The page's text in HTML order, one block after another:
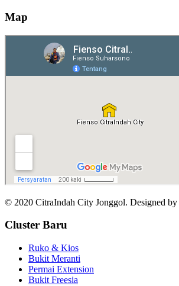
Map
© 2020 CitraIndah City Jonggol. Designed by
Cluster Baru
Ruko & Kios
Bukit Meranti
Permai Extension
Bukit Freesia